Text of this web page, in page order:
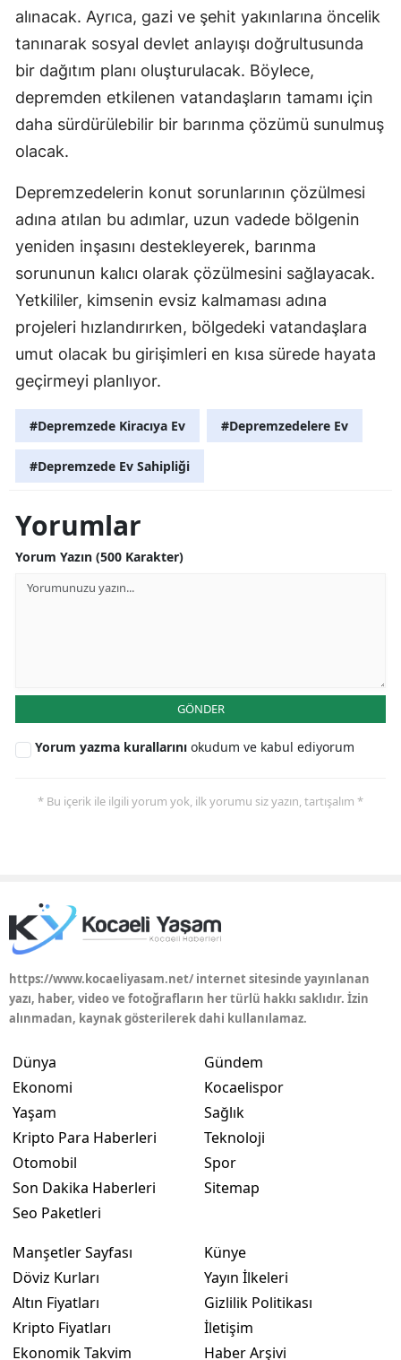
Şırnak
Bartın
Ardahan
Yalova
Karabük
Kilis
Osmaniye
Düzce
alınacak. Ayrıca, gazi ve şehit yakınlarına öncelik
tanınarak sosyal devlet anlayışı doğrultusunda
bir dağıtım planı oluşturulacak. Böylece,
depremden etkilenen vatandaşların tamamı için
daha sürdürülebilir bir barınma çözümü sunulmuş
olacak.
Depremzedelerin konut sorunlarının çözülmesi
adına atılan bu adımlar, uzun vadede bölgenin
yeniden inşasını destekleyerek, barınma
sorununun kalıcı olarak çözülmesini sağlayacak.
Yetkililer, kimsenin evsiz kalmaması adına
projeleri hızlandırırken, bölgedeki vatandaşlara
umut olacak bu girişimleri en kısa sürede hayata
geçirmeyi planlıyor.
#Depremzede Kiracıya Ev #Depremzedelere Ev
#Depremzede Ev Sahipliği
Yorumlar
Yorum Yazın (500 Karakter)
GÖNDER
Yorum yazma kurallarını okudum ve kabul ediyorum
* Bu içerik ile ilgili yorum yok, ilk yorumu siz yazın, tartışalım *
https://www.kocaeliyasam.net/ internet sitesinde yayınlanan
yazı, haber, video ve fotoğrafların her türlü hakkı saklıdır. İzin
alınmadan, kaynak gösterilerek dahi kullanılamaz.
Dünya
Ekonomi
Yaşam
Kripto Para Haberleri
Otomobil
Son Dakika Haberleri
Seo Paketleri
Gündem
Kocaelispor
Sağlık
Teknoloji
Spor
Sitemap
Manşetler Sayfası
Döviz Kurları
Altın Fiyatları
Kripto Fiyatları
Ekonomik Takvim
Künye
Yayın İlkeleri
Gizlilik Politikası
İletişim
Haber Arşivi